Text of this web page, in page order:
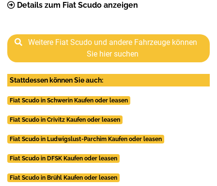
Details zum Fiat Scudo anzeigen
Weitere Fiat Scudo und andere Fahrzeuge können
Sie hier suchen
Stattdessen können Sie auch:
Fiat Scudo in Schwerin Kaufen oder leasen
Fiat Scudo in Crivitz Kaufen oder leasen
Fiat Scudo in Ludwigslust-Parchim Kaufen oder leasen
Fiat Scudo in DFSK Kaufen oder leasen
Fiat Scudo in Brühl Kaufen oder leasen